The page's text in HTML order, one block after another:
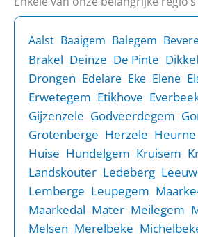
Aalst Baaigem Balegem
Brakel Deinze De Pinte
Drongen Edelare Eke Elene
Erwetegem Etikhove
Gijzenzele Godveerdegem
Grotenberge Herzele Heurne
Huise Hundelgem Kruisem
Landskouter Ledeberg
Lemberge Leupegem
Maarkedal Mater Meilegem
Melsen Merelbeke